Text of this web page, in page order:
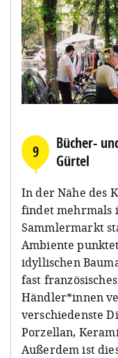
9
Bücher-
Gürtel
In der Nähe des
findet mehrmals
Sammlermarkt
Ambiente
idyllischen
fast
Händler*innen
verschiedenste
Porzellan,
Außerdem ist